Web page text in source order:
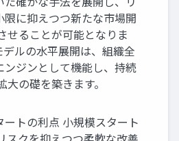
限に抑えつつ新たな市場開
せることが可能となりま
デルの水平展開は、組織全
ンジンとして機能し、持続
大の礎を築きます。
ートの利点 小規模スタート